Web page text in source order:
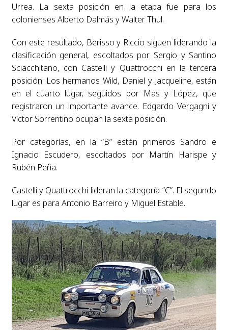
Urrea. La sexta posición en la etapa fue para los
colonienses Alberto Dalmás y Walter Thul.
Con este resultado, Berisso y Riccio siguen liderando la
clasificación general, escoltados por Sergio y Santino
Sciacchitano, con Castelli y Quattrocchi en la tercera
posición. Los hermanos Wild, Daniel y Jacqueline, están
en el cuarto lugar, seguidos por Mas y López, que
registraron un importante avance. Edgardo Vergagni y
Víctor Sorrentino ocupan la sexta posición.
Por categorías, en la “B” están primeros Sandro e
Ignacio Escudero, escoltados por Martín Harispe y
Rubén Peña.
Castelli y Quattrocchi lideran la categoría “C”. El segundo
lugar es para Antonio Barreiro y Miguel Estable.